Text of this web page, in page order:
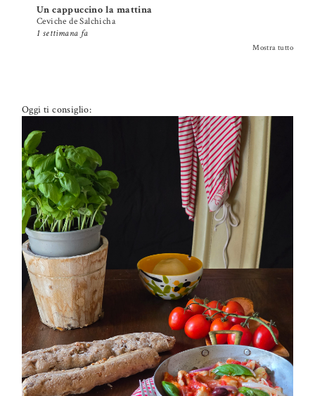
Un cappuccino la mattina
Ceviche de Salchicha
1 settimana fa
Mostra tutto
Oggi ti consiglio:
PETTI DI POLLO ALLA PIZZAIOLA